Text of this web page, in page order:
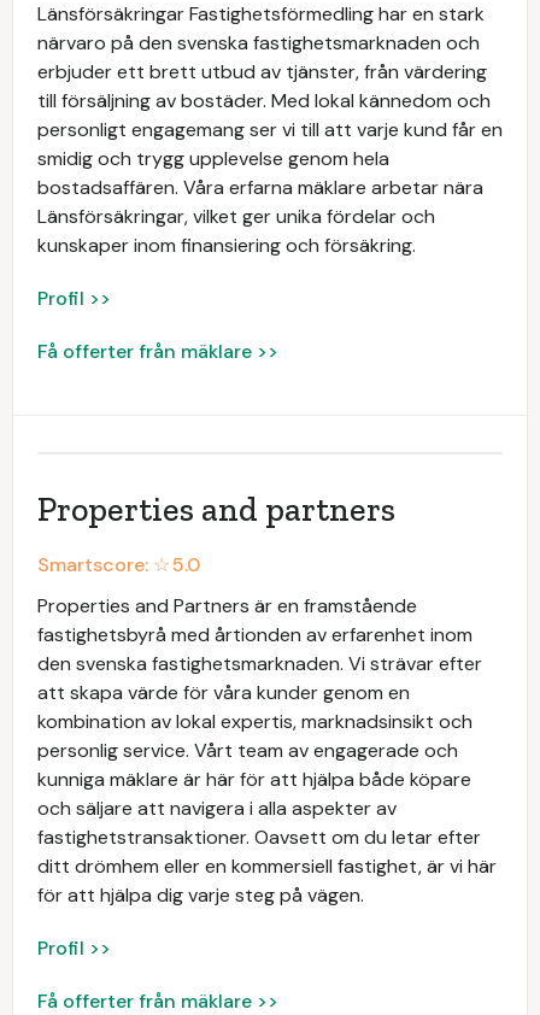
Länsförsäkringar Fastighetsförmedling har en stark
närvaro på den svenska fastighetsmarknaden och
erbjuder ett brett utbud av tjänster, från värdering
till försäljning av bostäder. Med lokal kännedom och
personligt engagemang ser vi till att varje kund får en
smidig och trygg upplevelse genom hela
bostadsaffären. Våra erfarna mäklare arbetar nära
Länsförsäkringar, vilket ger unika fördelar och
kunskaper inom finansiering och försäkring.
Profil >>
Få offerter från mäklare >>
Properties and partners
Smartscore: ☆5.0
Properties and Partners är en framstående
fastighetsbyrå med årtionden av erfarenhet inom
den svenska fastighetsmarknaden. Vi strävar efter
att skapa värde för våra kunder genom en
kombination av lokal expertis, marknadsinsikt och
personlig service. Vårt team av engagerade och
kunniga mäklare är här för att hjälpa både köpare
och säljare att navigera i alla aspekter av
fastighetstransaktioner. Oavsett om du letar efter
ditt drömhem eller en kommersiell fastighet, är vi här
för att hjälpa dig varje steg på vägen.
Profil >>
Få offerter från mäklare >>